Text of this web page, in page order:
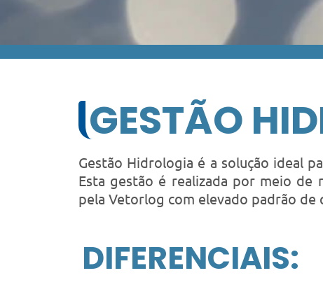
GESTÃO
Gestão Hidrologia é a solução ideal
Esta gestão é realizada por meio de
pela Vetorlog com elevado padrão de
DIFERENCIAIS: